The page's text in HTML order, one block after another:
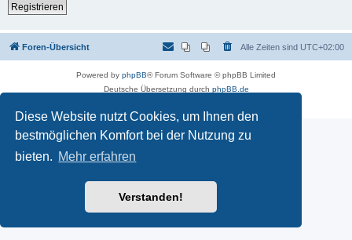
Diese Website nutzt Cookies, um Ihnen den
bestmöglichen Komfort bei der Nutzung zu
bieten. Mehr erfahren
Verstanden!
Registrieren
Foren-Übersicht Alle Zeiten sind UTC+02:00
Powered by phpBB® Forum Software © phpBB Limited
Deutsche Übersetzung durch phpBB.de